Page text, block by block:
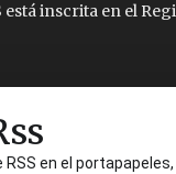
está inscrita en el
RSS en el